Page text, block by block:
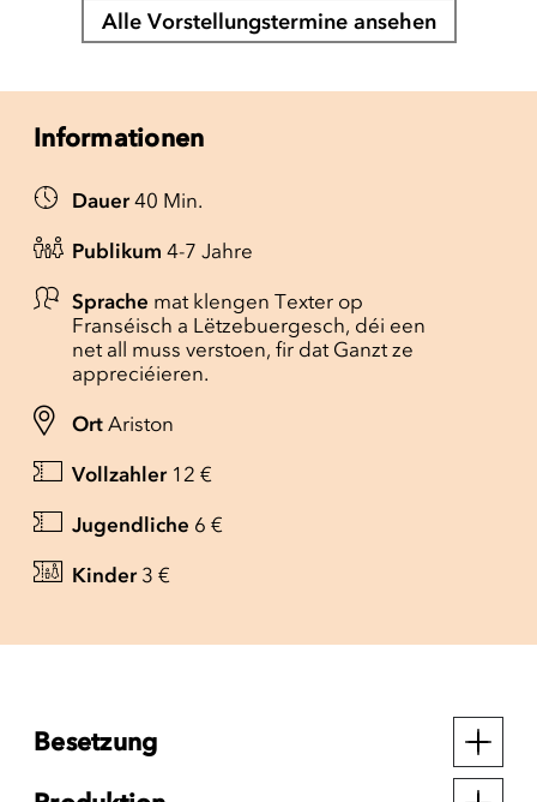
Alle Vorstellungstermine ansehen
Informationen
Dauer 40 Min.
Publikum 4-7 Jahre
Sprache mat klengen Texter op
Franséisch a Lëtzebuergesch, déi een
net all muss verstoen, fir dat Ganzt ze
appreciéieren.
Ort Ariston
Vollzahler 12 €
Jugendliche 6 €
Kinder 3 €
Besetzung